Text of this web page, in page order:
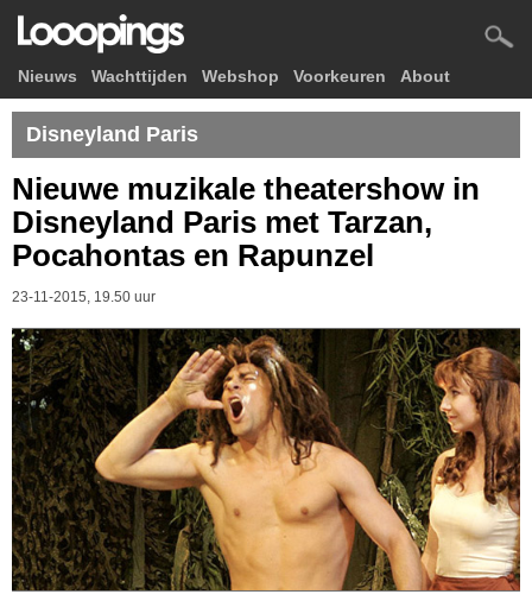
Nieuws Wachttijden Webshop Voorkeuren About
Disneyland Paris
Nieuwe muzikale theatershow in
Disneyland Paris met Tarzan,
Pocahontas en Rapunzel
23-11-2015, 19.50 uur